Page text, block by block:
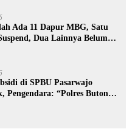
Ada 11 Dapur MBG, Satu
Dua Lainnya Belum
di SPBU Pasarwajo
Pengendara: “Polres Buton